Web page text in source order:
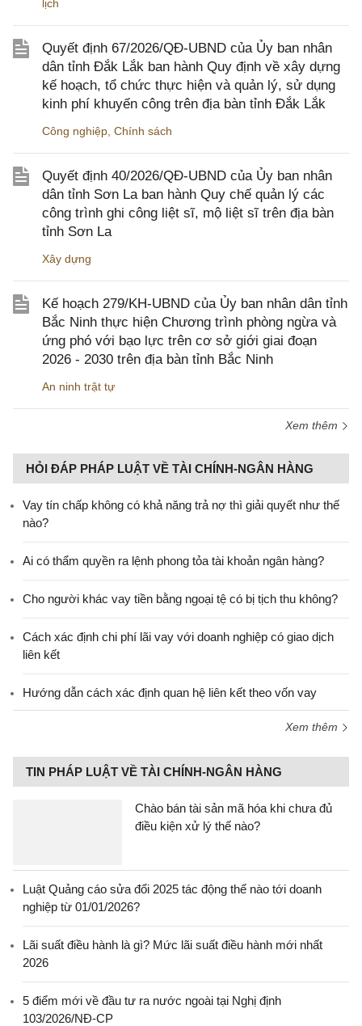
lịch
Quyết định 67/2026/QĐ-UBND của Ủy ban nhân
dân tỉnh Đắk Lắk ban hành Quy định về xây dựng
kế hoạch, tổ chức thực hiện và quản lý, sử dụng
kinh phí khuyến công trên địa bàn tỉnh Đắk Lắk
Công nghiệp Chính sách
Quyết định 40/2026/QĐ-UBND của Ủy ban nhân
dân tỉnh Sơn La ban hành Quy chế quản lý các
công trình ghi công liệt sĩ, mộ liệt sĩ trên địa bàn
tỉnh Sơn La
Xây dựng
Kế hoạch 279/KH-UBND của Ủy ban nhân dân tỉnh
Bắc Ninh thực hiện Chương trình phòng ngừa và
ứng phó với bạo lực trên cơ sở giới giai đoạn
2026 - 2030 trên địa bàn tỉnh Bắc Ninh
An ninh trật tự
Xem thêm
HỎI ĐÁP PHÁP LUẬT VỀ TÀI CHÍNH-NGÂN HÀNG
Vay tín chấp không có khả năng trả nợ thì giải quyết như thế
nào?
Ai có thẩm quyền ra lệnh phong tỏa tài khoản ngân hàng?
Cho người khác vay tiền bằng ngoại tệ có bị tịch thu không?
Cách xác định chi phí lãi vay với doanh nghiệp có giao dịch
liên kết
Hướng dẫn cách xác định quan hệ liên kết theo vốn vay
Xem thêm
TIN PHÁP LUẬT VỀ TÀI CHÍNH-NGÂN HÀNG
Chào bán tài sản mã hóa khi chưa đủ
điều kiện xử lý thế nào?
Luật Quảng cáo sửa đổi 2025 tác động thế nào tới doanh
nghiệp từ 01/01/2026?
Lãi suất điều hành là gì? Mức lãi suất điều hành mới nhất
2026
5 điểm mới về đầu tư ra nước ngoài tại Nghị định
103/2026/NĐ-CP